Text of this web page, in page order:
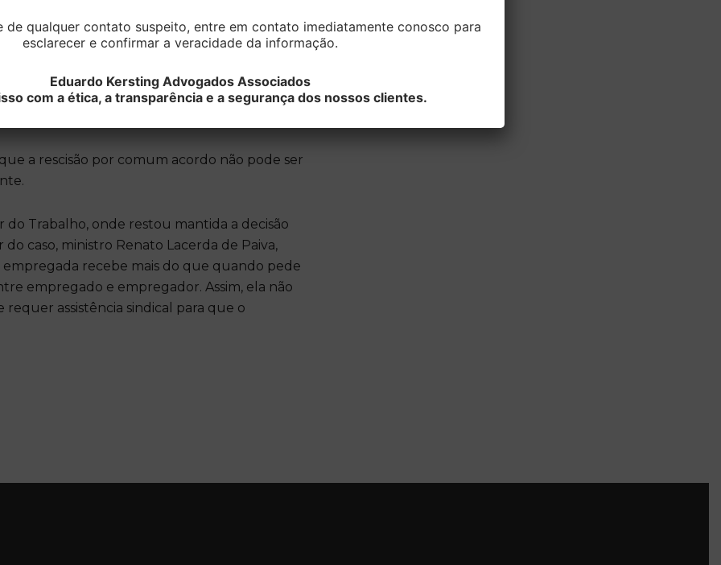
período de estabilidade. No entanto, o
a intensão dela de se desligar era evidente,
que os pedidos de dispensa foram
podia “pedir conta”, porque precisava do
poderia cumprir o aviso-prévio por ter
a rescisão por comum acordo não pode ser
Trabalho, onde restou mantida a decisão
caso, ministro Renato Lacerda de Paiva,
empregada recebe mais do que quando pede
empregado e empregador. Assim, ela não
requer assistência sindical para que o
de qualquer contato suspeito, entre em contato imediatamente conosco para
esclarecer e confirmar a veracidade da informação.
Eduardo Kersting Advogados Associados
com a ética, a transparência e a segurança dos nossos clientes.